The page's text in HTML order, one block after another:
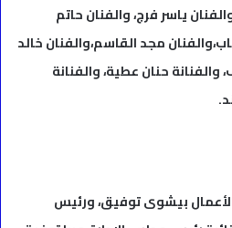
ياسر فرج، والفنان حاتم
مجد القاسم،والفنان خالد
حنان عطية، والفنانة
بيشوى توفيق، ورئيس